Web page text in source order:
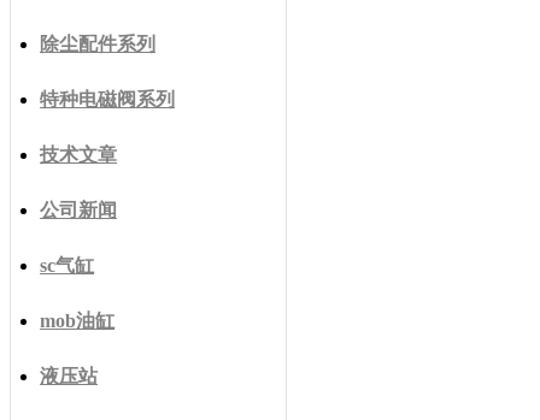
除尘配件系列
特种电磁阀系列
技术文章
公司新闻
sc气缸
mob油缸
液压站